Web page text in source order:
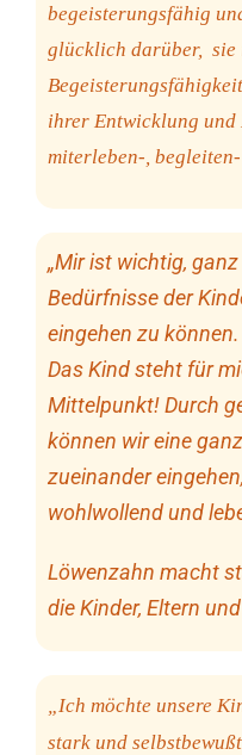
begeisterungsfähig
glücklich darüber, sie
ihrer Entwicklung und
miterleben-,
„Mir ist wichtig,
Bedürfnisse der
eingehen zu können.
Das Kind steht für
Mittelpunkt! Durch
können wir eine
zueinander
wohlwollend und
Löwenzahn macht
die Kinder, Eltern
„Ich möchte unsere
stark und